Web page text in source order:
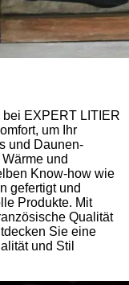
EXPERT LITIER
um Ihr
und Daunen-
und
Know-how wie
gefertigt und
Produkte. Mit
Qualität
Sie eine
und Stil